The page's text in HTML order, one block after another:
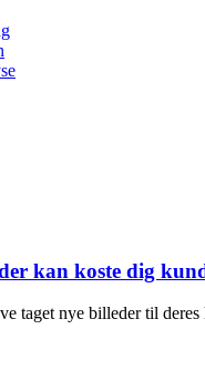
kan koste dig
taget nye billeder til